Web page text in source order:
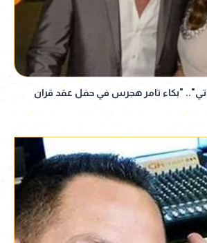
"بكاء تامر هجرس في حفل عقد قران